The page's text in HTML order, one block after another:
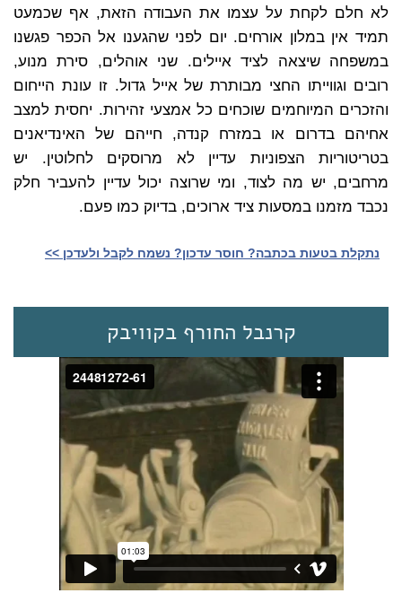
לא חלם לקחת על עצמו את העבודה הזאת, אף שכמעט
תמיד אין במלון אורחים. יום לפני שהגענו אל הכפר פגשנו
במשפחה שיצאה לציד איילים. שני אוהלים, סירת מנוע,
רובים וגווייתו החצי מבותרת של אייל גדול. זו עונת הייחום
והזכרים המיוחמים שוכחים כל אמצעי זהירות. יחסית למצב
אחיהם בדרום או במזרח קנדה, חייהם של האינדיאנים
בטריטוריות הצפוניות עדיין לא מרוסקים לחלוטין. יש
מרחבים, יש מה לצוד, ומי שרוצה יכול עדיין להעביר חלק
נכבד מזמנו במסעות ציד ארוכים, בדיוק כמו פעם.
נתקלת בטעות בכתבה? חוסר עדכון? נשמח לקבל ולעדכן >>‎
קרנבל החורף בקוויבק